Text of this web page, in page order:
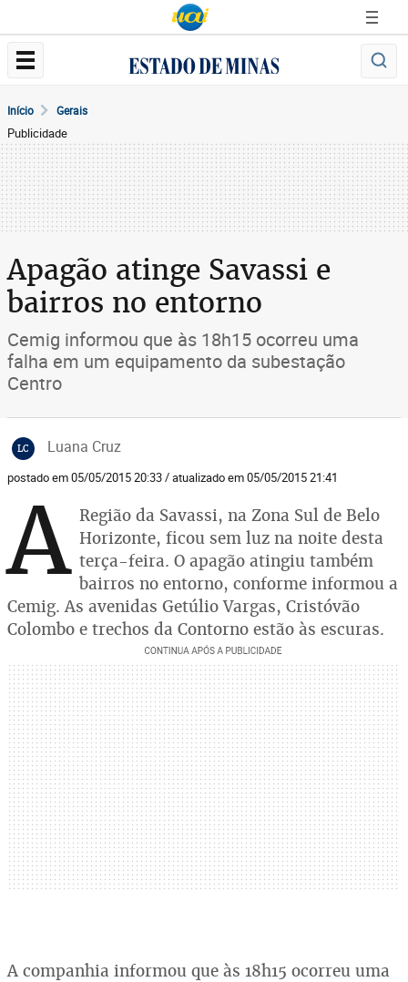
Início Gerais
Publicidade
Apagão atinge Savassi e
bairros no entorno
Cemig informou que às 18h15 ocorreu uma
falha em um equipamento da subestação
Centro
LC Luana Cruz
postado em 05/05/2015 20:33 / atualizado em 05/05/2015 21:41
A Região da Savassi, na Zona Sul de Belo
Horizonte, ficou sem luz na noite desta
terça-feira. O apagão atingiu também
bairros no entorno, conforme informou a
Cemig. As avenidas Getúlio Vargas, Cristóvão
Colombo e trechos da Contorno estão às escuras.
A companhia informou que às 18h15 ocorreu uma